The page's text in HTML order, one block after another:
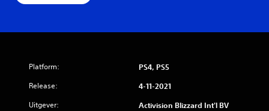
Platform: PS4, PS5
Release: 4-11-2021
Uitgever: Activision Blizzard Int'l BV